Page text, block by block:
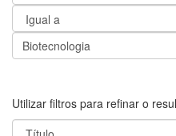
Utilizar filtros para refinar o